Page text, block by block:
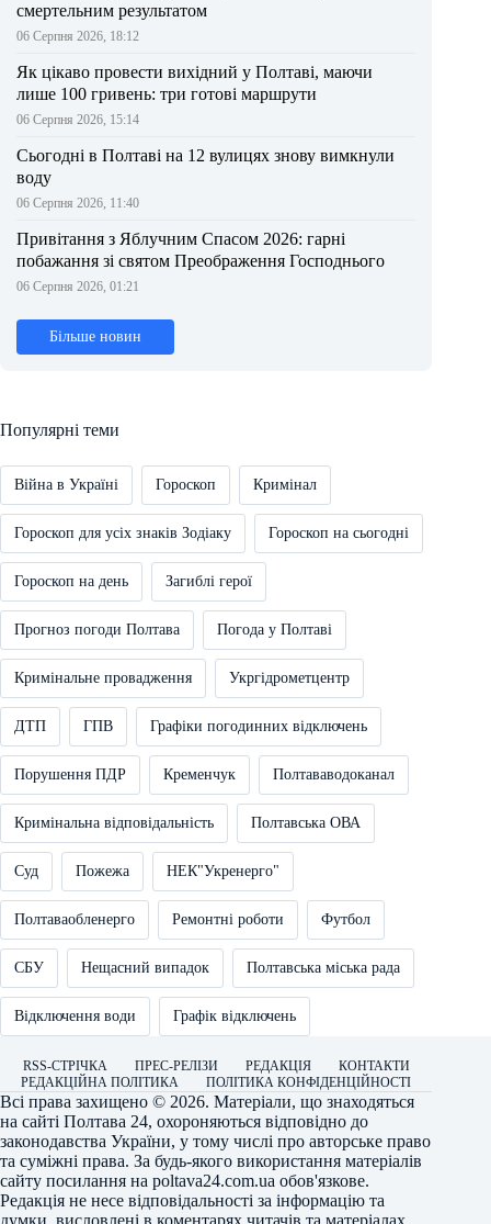
смертельним результатом
06 Серпня 2026, 18:12
Як цікаво провести вихідний у Полтаві, маючи
лише 100 гривень: три готові маршрути
06 Серпня 2026, 15:14
Сьогодні в Полтаві на 12 вулицях знову вимкнули
воду
06 Серпня 2026, 11:40
Привітання з Яблучним Спасом 2026: гарні
побажання зі святом Преображення Господнього
06 Серпня 2026, 01:21
Більше новин
Популярні теми
Війна в Україні Гороскоп Кримінал
Гороскоп для усіх знаків Зодіаку Гороскоп на сьогодні
Гороскоп на день Загиблі герої
Прогноз погоди Полтава Погода у Полтаві
Кримінальне провадження Укргідрометцентр
ДТП ГПВ Графіки погодинних відключень
Порушення ПДР Кременчук Полтававодоканал
Кримінальна відповідальність Полтавська ОВА
Суд Пожежа НЕК"Укренерго"
Полтаваобленерго Ремонтні роботи Футбол
СБУ Нещасний випадок Полтавська міська рада
Відключення води Графік відключень
RSS-СТРІЧКА ПРЕС-РЕЛІЗИ РЕДАКЦІЯ
КОНТАКТИ
РЕДАКЦІЙНА ПОЛІТИКА
ПОЛІТИКА КОНФІДЕНЦІЙНОСТІ
Всі права захищено © 2026. Матеріали, що знаходяться
на сайті Полтава 24, охороняються відповідно до
законодавства України, у тому числі про авторське право
та суміжні права. За будь-якого використання матеріалів
сайту посилання на poltava24.com.ua обов'язкове.
Редакція не несе відповідальності за інформацію та